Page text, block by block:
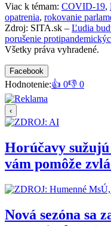
Viac k témam: COVID-19,
opatrenia, rokovanie
Zdroj: SITA.sk – Ľudia
porušenie
Všetky práva vyhradené.
Facebook
Hodnotenie:👍 0👎 0
‹
Horúčavy
vám pomôže
Nová sezóna sa